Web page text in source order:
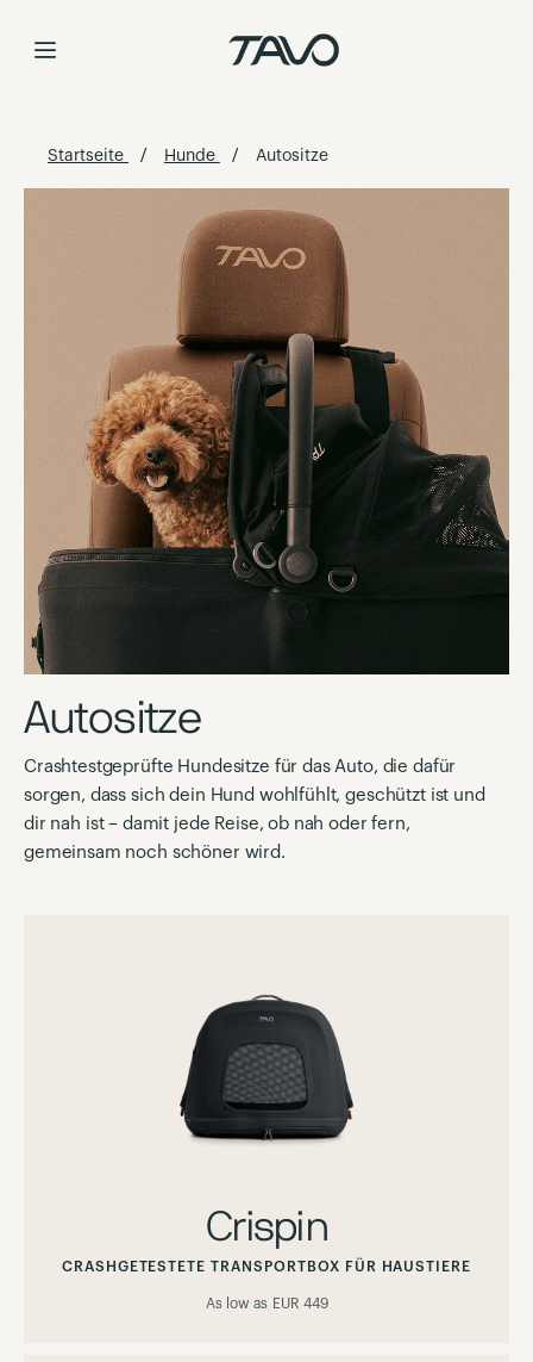
to
Startseite Hunde Autositze
Autositze
Crashtestgeprüfte Hundesitze für das Auto, die dafür
sorgen, dass sich dein Hund wohlfühlt, geschützt ist und
dir nah ist – damit jede Reise, ob nah oder fern,
gemeinsam noch schöner wird.
Crispin
CRASHGETESTETE TRANSPORTBOX FÜR HAUSTIERE
As low as EUR 449